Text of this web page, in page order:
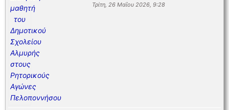
Τρίτη, 26 Μαΐου 2026, 9:28